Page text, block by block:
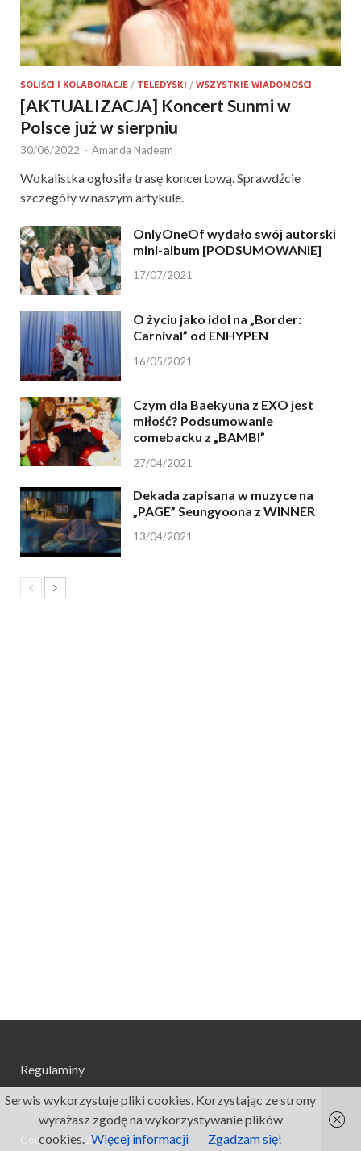
SOLIŚCI I KOLABORACJE / TELEDYSKI / WSZYSTKIE WIADOMOŚCI
[AKTUALIZACJA] Koncert Sunmi w
Polsce już w sierpniu
30/06/2022 - Amanda Nadeem
Wokalistka ogłosiła trasę koncertową. Sprawdźcie
szczegóły w naszym artykule.
OnlyOneOf wydało swój autorski
mini-album [PODSUMOWANIE]
17/07/2021
O życiu jako idol na „Border:
Carnival” od ENHYPEN
16/05/2021
Czym dla Baekyuna z EXO jest
miłość? Podsumowanie
comebacku z „BAMBI”
27/04/2021
Dekada zapisana w muzyce na
„PAGE” Seungyoona z WINNER
13/04/2021
Regulaminy
Copyright © 2026.
Serwis wykorzystuje pliki cookies. Korzystając ze strony
wyrażasz zgodę na wykorzystywanie plików
cookies. Więcej informacji Zgadzam się!